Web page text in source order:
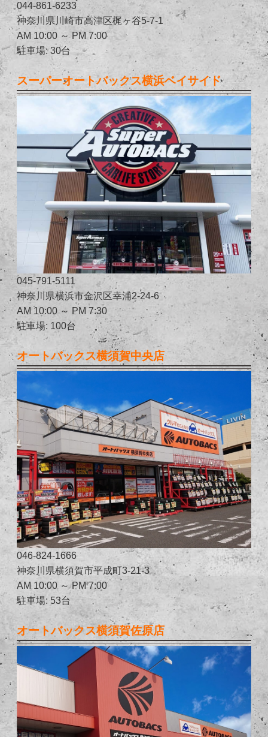
044-861-6233
神奈川県川崎市高津区梶ヶ谷5-7-1
AM 10:00 ～ PM 7:00
駐車場: 30台
スーパーオートバックス横浜ベイサイド
045-791-5111
神奈川県横浜市金沢区幸浦2-24-6
AM 10:00 ～ PM 7:30
駐車場: 100台
オートバックス横須賀中央店
046-824-1666
神奈川県横須賀市平成町3-21-3
AM 10:00 ～ PM 7:00
駐車場: 53台
オートバックス横須賀佐原店